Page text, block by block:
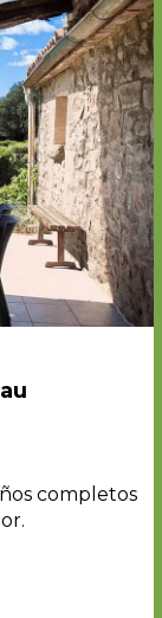
completos